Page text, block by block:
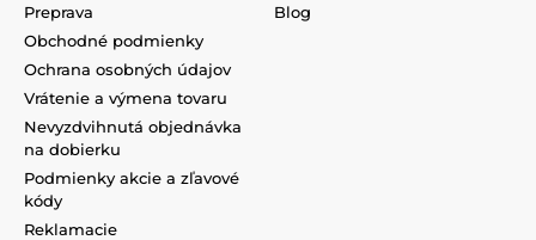
Preprava
Obchodné podmienky
Ochrana osobných údajov
Vrátenie a výmena tovaru
Nevyzdvihnutá objednávka
na dobierku
Podmienky akcie a zľavové
kódy
Reklamacie
Blog